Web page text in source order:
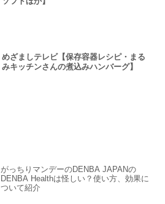
めざましテレビ【保存容器レシピ・まる
みキッチンさんの煮込みハンバーグ】
がっちりマンデーのDENBA JAPANの
DENBA Healthは怪しい？使い方、効果に
ついて紹介